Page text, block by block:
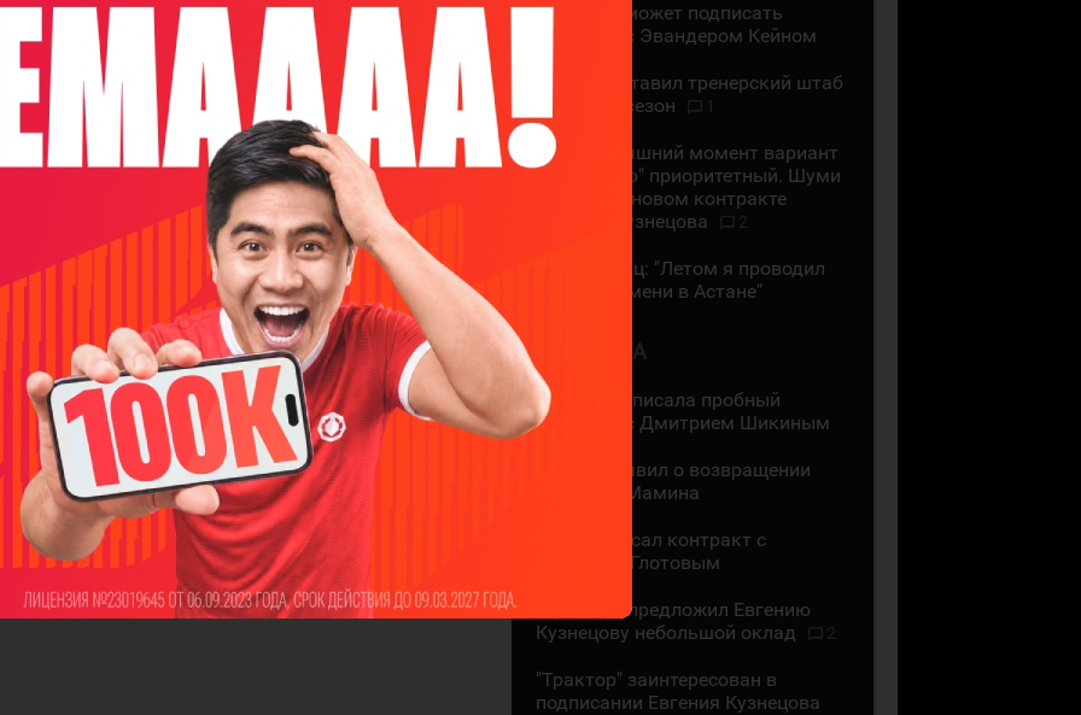
"Ак Барс" может подписать
контракт с Эвандером Кейном
СКА представил тренерский штаб
на новый сезон
На сегодняшний момент вариант
с "Сибирью" приоритетный. Шуми
Бабаев - о новом контракте
Евгения Кузнецова
Даррен Диц: "Летом я проводил
много времени в Астане"
3 АВГУСТА
"Лада" подписала пробный
контракт с Дмитрием Шикиным
ЦСКА объявил о возвращении
Максима Мамина
СКА подписал контракт с
Василием Глотовым
"Трактор" предложил Евгению
Кузнецову небольшой оклад
"Трактор" заинтересован в
подписании Евгения Кузнецова